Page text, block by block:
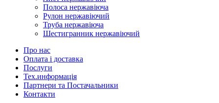
Полоса нержавіюча
Рулон нержавіючий
Труба нержавіюча
Шестигранник нержавіючий
Про нас
Оплата і доставка
Послуги
Тех.информацiя
Партнери та Постачальники
Контакти